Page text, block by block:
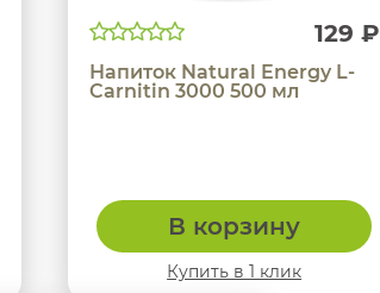
129 ₽
Напиток Natural Energy L-
Carnitin 3000 500 мл
В корзину
Купить в 1 клик